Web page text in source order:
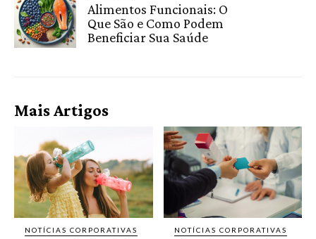
Alimentos Funcionais: O
Que São e Como Podem
Beneficiar Sua Saúde
Mais Artigos
NOTÍCIAS CORPORATIVAS NOTÍCIAS CORPORATIVAS